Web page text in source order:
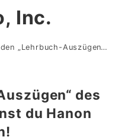
Inc.
Auszügen“ des VR-Pianospiels kannst du Hanon und Burgmüller üben!
des
du Hanon